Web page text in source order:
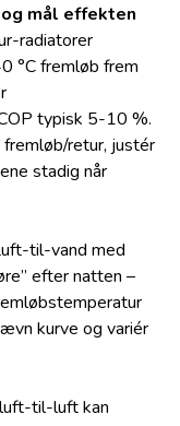
mål effekten
radiatorer
°C fremløb frem
typisk 5-10 %.
retur, justér
stadig når
til-vand med
efter natten –
kurve og variér
til-luft kan